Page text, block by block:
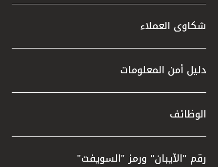
شكاوى العملاء
دليل أمن المعلومات
الوظائف
رقم "الآيبان" ورمز "السويفت"